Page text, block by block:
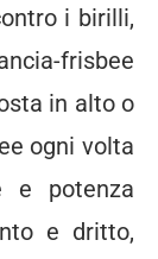
i birilli,
frisbee
in alto o
ogni volta
e potenza
e dritto,